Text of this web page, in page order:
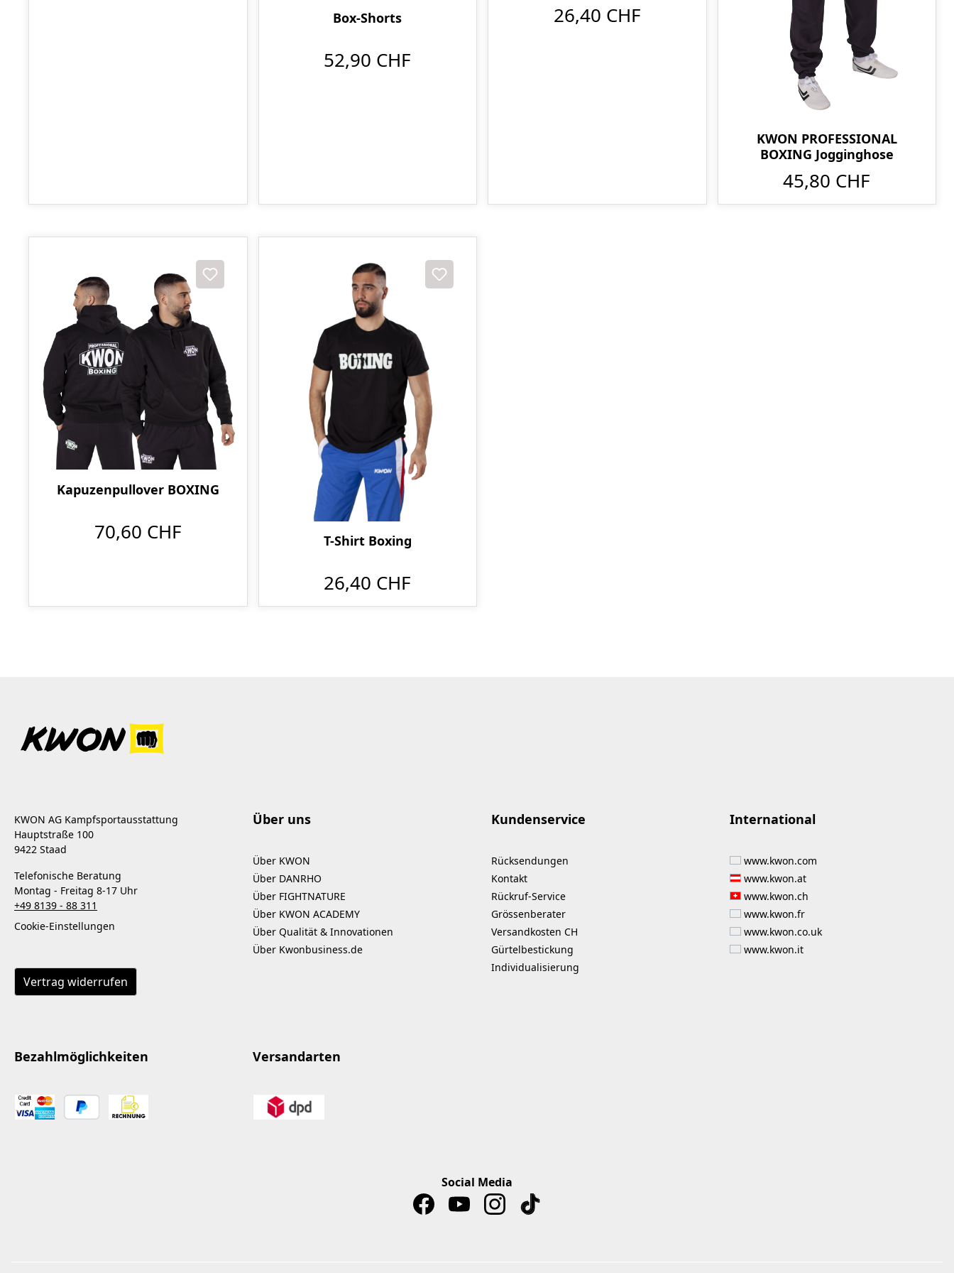
Box-Shorts
52,90 CHF
26,40 CHF
KWON PROFESSIONAL
BOXING Jogginghose
45,80 CHF
Kapuzenpullover BOXING
70,60 CHF T-Shirt Boxing
26,40 CHF
KWON AG Kampfsportausstattung
Hauptstraße 100
9422 Staad
Telefonische Beratung
Montag - Freitag 8-17 Uhr
+49 8139 - 88 311
Cookie-Einstellungen
Vertrag widerrufen
Über uns
Über KWON
Über DANRHO
Über FIGHTNATURE
Über KWON ACADEMY
Über Qualität & Innovationen
Über Kwonbusiness.de
Kundenservice
Rücksendungen
Kontakt
Rückruf-Service
Grössenberater
Versandkosten CH
Gürtelbestickung
Individualisierung
International
www.kwon.com
www.kwon.at
www.kwon.ch
www.kwon.fr
www.kwon.co.uk
www.kwon.it
Bezahlmöglichkeiten Versandarten
Social Media